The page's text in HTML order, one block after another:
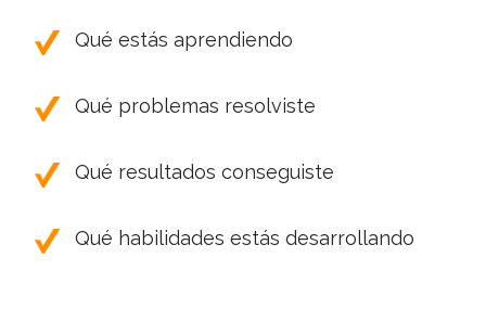
Qué estás aprendiendo
Qué problemas resolviste
Qué resultados conseguiste
Qué habilidades estás desarrollando